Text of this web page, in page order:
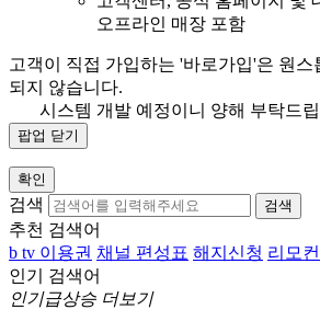
오프라인 매장 포함
고객이 직접 가입하는 '바로가입'은 원스
되지 않습니다.
시스템 개발 예정이니 양해 부탁드립
팝업 닫기
확인
검색 검색
추천 검색어
b tv 이용권 채널 편성표 해지신청 리모컨
인기 검색어
인기급상승 더보기